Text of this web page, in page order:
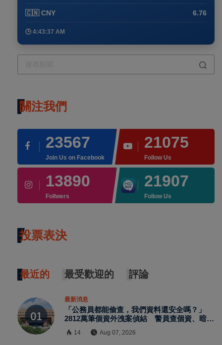
🇨🇳 CNY 6.76
🕒 4:43:37 AM
關注我們
23567
Join Us on Facebook
21075
Follow Us
13890
Follwers
21907
Follow Us
投票表決
最近的 最受歡迎的 評論
最新消息
「公務員都能偷查，我們資料還安全嗎？」
2812萬筆個資外洩案偵結 警員查個資、暗網
交易與公務資訊漏洞曝光
14 Aug 07, 2026